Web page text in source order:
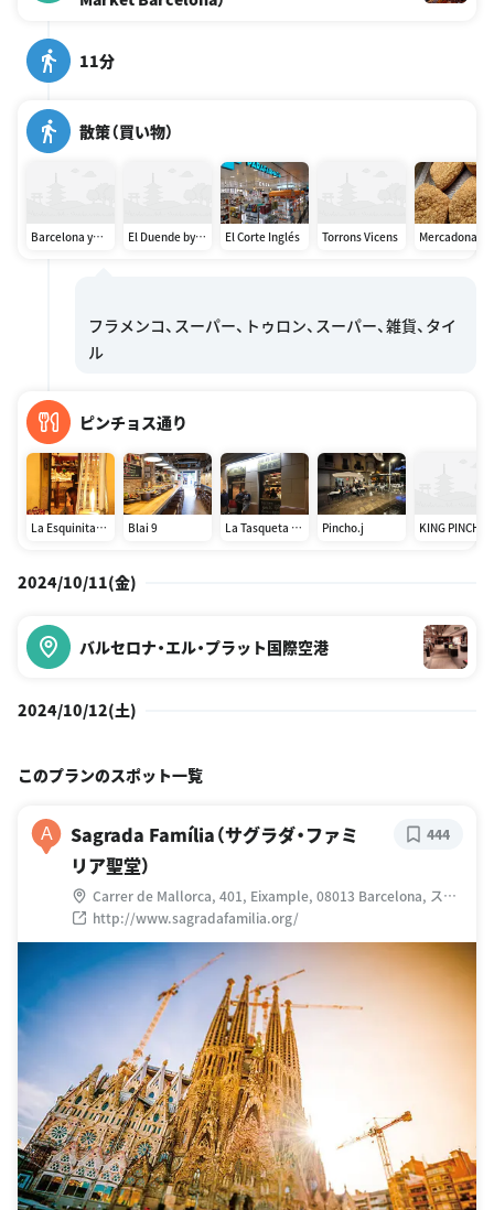
11分
散策（買い物）
Barcelona y
El Duende by
El Corte Inglés Torrons Vicens Mercadona
フラメンコ、スーパー、トゥロン、スーパー、雑貨、タイ
ピンチョス通り
La Esquinita
Blai 9
La Tasqueta de
Pincho.j KING PINCHOS
2024/10/11(金)
バルセロナ・エル・プラット国際空港
2024/10/12(土)
このプランのスポット一覧
A
Sagrada Família（サグラダ・ファミ
リア聖堂）
Carrer de Mallorca, 401, Eixample, 08013 Barcelona, スペ
イン
http://www.sagradafamilia.org/
444